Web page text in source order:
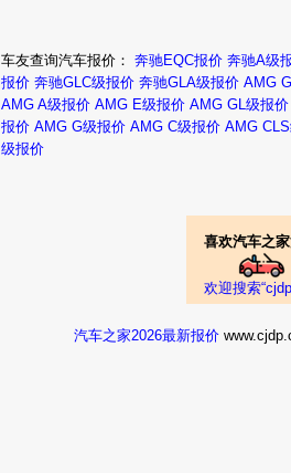
车友查询汽车报价： 奔驰EQC报价 奔驰A级
报价 奔驰GLC级报价 奔驰GLA级报价 AMG
AMG A级报价 AMG E级报价 AMG GL级报价
报价 AMG G级报价 AMG C级报价 AMG
级报价
喜欢汽车之
欢迎搜索
汽车之家2026最新报价